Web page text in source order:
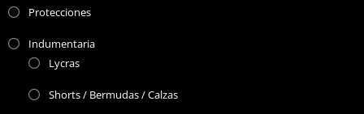
Protecciones
Indumentaria
Lycras
Shorts / Bermudas / Calzas